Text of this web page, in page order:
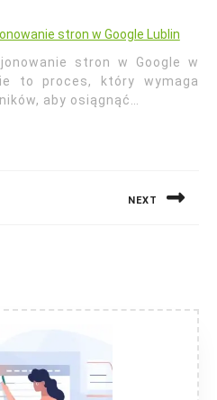
stron w Google Lublin
stron w Google w
to proces, który wymaga
aby osiągnąć…
NEXT